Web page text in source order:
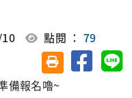
點閱 ：79
友善列印(另開視
分享至
備報名嚕~